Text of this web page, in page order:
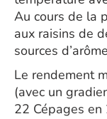
Au cours de la
aux raisins de
sources
Le rendement
(avec un
22 Cépages en